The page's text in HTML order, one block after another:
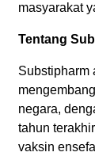
masyarakat
Tentang
Substipharm
negara,
tahun
vaksin